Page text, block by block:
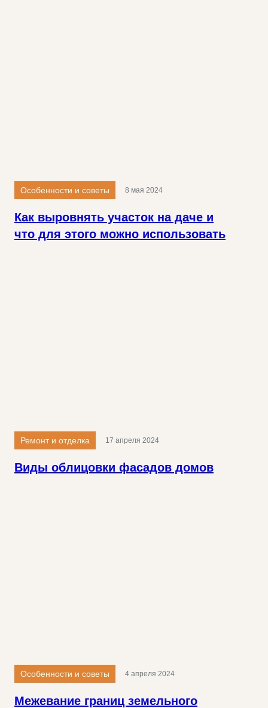
Особенности и советы
Как выровнять участок на даче и
что для этого можно использовать
8 мая 2024
Ремонт и отделка
Виды облицовки фасадов домов
17 апреля 2024
Особенности и советы
Межевание границ земельного
4 апреля 2024